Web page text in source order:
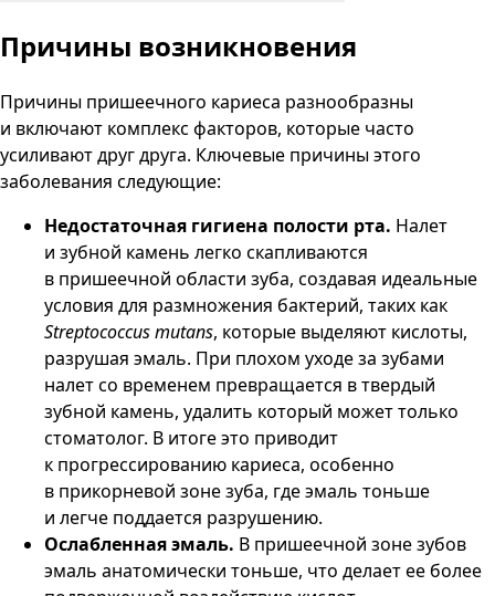
Причины возникновения
Причины пришеечного кариеса разнообразны
и включают комплекс факторов, которые часто
усиливают друг друга. Ключевые причины этого
заболевания следующие:
Недостаточная гигиена полости рта. Налет
и зубной камень легко скапливаются
в пришеечной области зуба, создавая идеальные
условия для размножения бактерий, таких как
Streptococcus mutans, которые выделяют кислоты,
разрушая эмаль. При плохом уходе за зубами
налет со временем превращается в твердый
зубной камень, удалить который может только
стоматолог. В итоге это приводит
к прогрессированию кариеса, особенно
в прикорневой зоне зуба, где эмаль тоньше
и легче поддается разрушению.
Ослабленная эмаль. В пришеечной зоне зубов
эмаль анатомически тоньше, что делает ее более